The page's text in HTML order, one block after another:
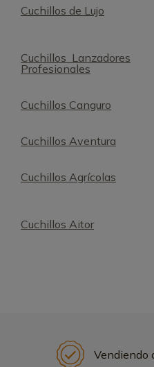
Cuchillos de Lujo
Cuchillos Lanzadores
Profesionales
Cuchillos Canguro
Cuchillos Aventura
Cuchillos Agrícolas
Cuchillos Aitor
Vendiendo